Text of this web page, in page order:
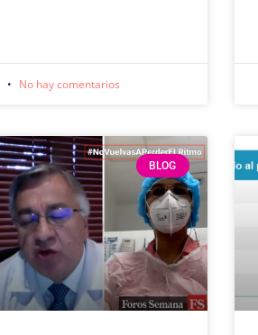
No hay comentarios
BLOG